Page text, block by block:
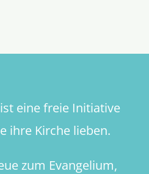
eine freie Initiative
ihre Kirche lieben.
zum Evangelium,